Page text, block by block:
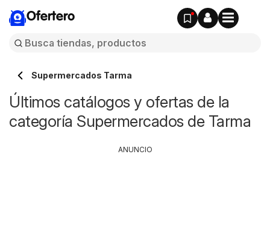
Ofertero
Supermercados Tarma
Últimos catálogos y ofertas de la
categoría Supermercados de Tarma
ANUNCIO